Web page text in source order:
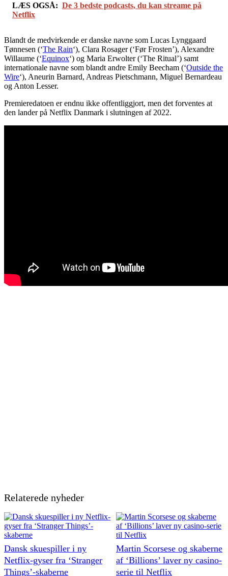
LÆS OGSÅ: De 3 bedste podcasts, du kan streame på
Netflix
Blandt de medvirkende er danske navne som Lucas Lynggaard
Tønnesen (‘The Rain‘), Clara Rosager (‘Før Frosten’), Alexandre
Willaume (‘Equinox‘) og Maria Erwolter (‘The Ritual’) samt
internationale navne som blandt andre Emily Beecham (‘Outside the
Wire‘), Aneurin Barnard, Andreas Pietschmann, Miguel Bernardeau
og Anton Lesser.
Premieredatoen er endnu ikke offentliggjort, men det forventes at
den lander på Netflix Danmark i slutningen af 2022.
Relaterede nyheder
Dansk skuespiller i ny
Netflix-gyser fra ‘Stranger
Things’-skaberne
Martin Scorsese og skaberne
af ‘Billions’ laver ny casino-
serie til Netflix